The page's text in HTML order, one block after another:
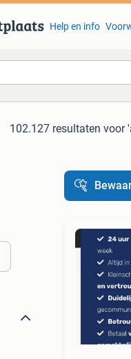
Help en info
102.127 resultaten voor